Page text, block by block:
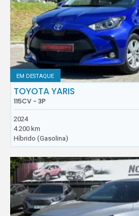
EM DESTAQUE
TOYOTA YARIS
115CV - 3P
2024
4.200 km
Híbrido (Gasolina)